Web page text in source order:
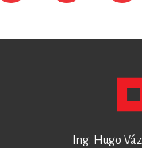
Ing. Hugo